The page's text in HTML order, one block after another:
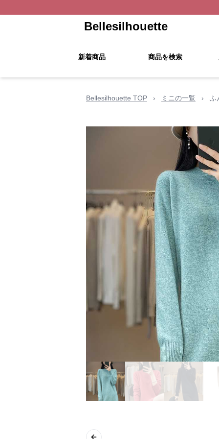
Bellesilhouette
新着商品 商品を検索
Bellesilhouette TOP › ミニの一覧 › ふ